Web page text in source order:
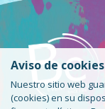
Aviso de cookies
Nuestro sitio web
(cookies) en su